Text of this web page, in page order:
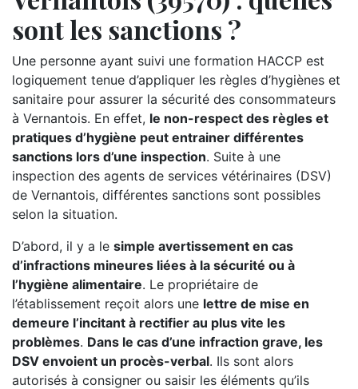
sont les sanctions ?
Une personne ayant suivi une formation HACCP est
logiquement tenue d’appliquer les règles d’hygiènes et
sanitaire pour assurer la sécurité des consommateurs
à Vernantois. En effet, le non-respect des règles et
pratiques d’hygiène peut entrainer différentes
sanctions lors d’une inspection. Suite à une
inspection des agents de services vétérinaires (DSV)
de Vernantois, différentes sanctions sont possibles
selon la situation.
D’abord, il y a le simple avertissement en cas
d’infractions mineures liées à la sécurité ou à
l’hygiène alimentaire. Le propriétaire de
l’établissement reçoit alors une lettre de mise en
demeure l’incitant à rectifier au plus vite les
problèmes. Dans le cas d’une infraction grave, les
DSV envoient un procès-verbal. Ils sont alors
autorisés à consigner ou saisir les éléments qu’ils